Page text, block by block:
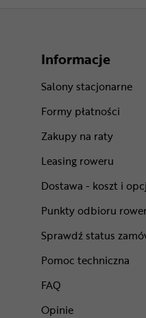
Informacje
Salony stacjonarne
Formy płatności
Zakupy na raty
Leasing roweru
Dostawa - koszt i
Punkty odbioru
Sprawdź status
Pomoc techniczna
FAQ
Opinie